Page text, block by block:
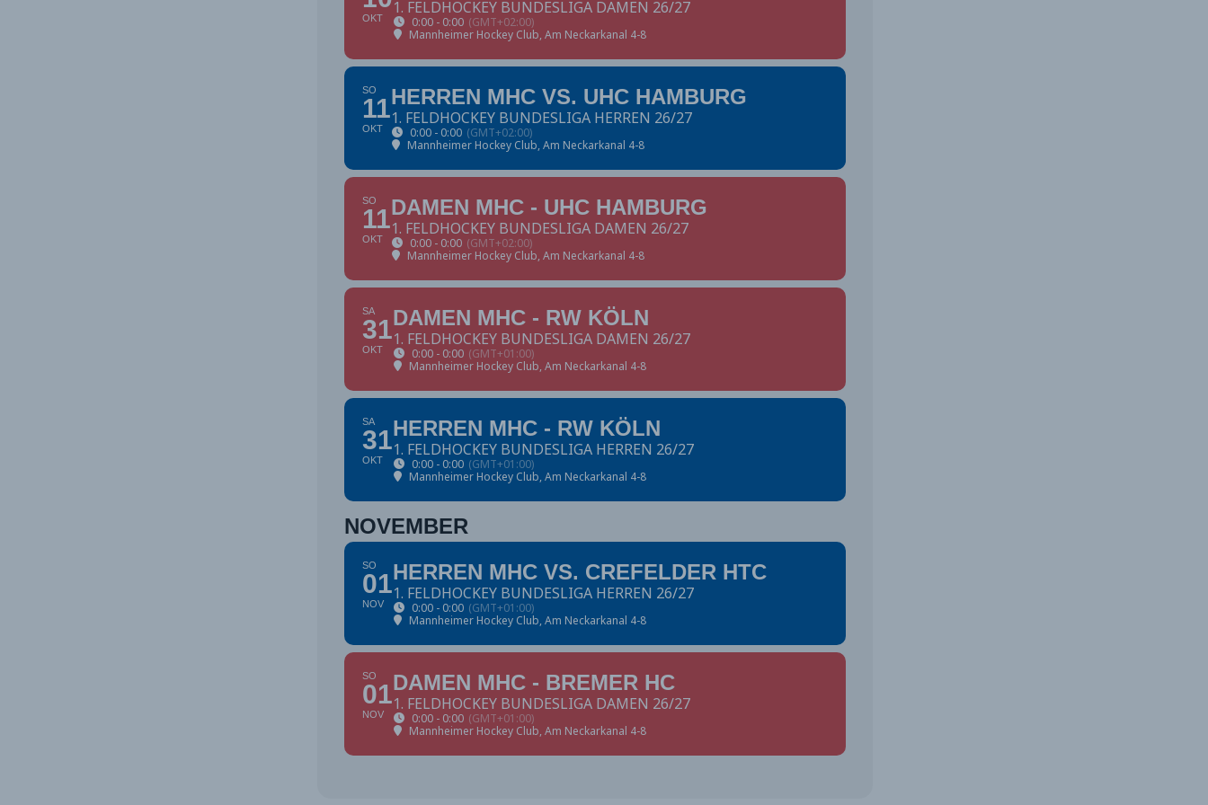
OKT
1. FELDHOCKEY BUNDESLIGA DAMEN 26/27
0:00 - 0:00 (GMT+02:00)
Mannheimer Hockey Club, Am Neckarkanal 4-8
SO
11
OKT
HERREN MHC VS. UHC HAMBURG
1. FELDHOCKEY BUNDESLIGA HERREN 26/27
0:00 - 0:00 (GMT+02:00)
Mannheimer Hockey Club, Am Neckarkanal 4-8
SO
11
OKT
DAMEN MHC - UHC HAMBURG
1. FELDHOCKEY BUNDESLIGA DAMEN 26/27
0:00 - 0:00 (GMT+02:00)
Mannheimer Hockey Club, Am Neckarkanal 4-8
SA
31
OKT
DAMEN MHC - RW KÖLN
1. FELDHOCKEY BUNDESLIGA DAMEN 26/27
0:00 - 0:00 (GMT+01:00)
Mannheimer Hockey Club, Am Neckarkanal 4-8
SA
31
OKT
HERREN MHC - RW KÖLN
1. FELDHOCKEY BUNDESLIGA HERREN 26/27
0:00 - 0:00 (GMT+01:00)
Mannheimer Hockey Club, Am Neckarkanal 4-8
NOVEMBER
SO
01
NOV
HERREN MHC VS. CREFELDER HTC
1. FELDHOCKEY BUNDESLIGA HERREN 26/27
0:00 - 0:00 (GMT+01:00)
Mannheimer Hockey Club, Am Neckarkanal 4-8
SO
01
NOV
DAMEN MHC - BREMER HC
1. FELDHOCKEY BUNDESLIGA DAMEN 26/27
0:00 - 0:00 (GMT+01:00)
Mannheimer Hockey Club, Am Neckarkanal 4-8